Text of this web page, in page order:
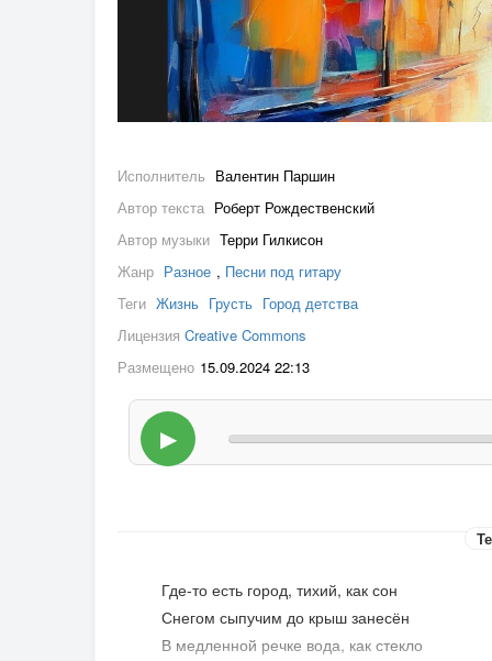
Исполнитель Валентин Паршин
Автор текста Роберт Рождественский
Автор музыки Терри Гилкисон
Жанр Разное , Песни под гитару
Теги Жизнь Грусть Город детства
Лицензия Creative Commons
Размещено 15.09.2024 22:13
▶
Где-то есть город, тихий, как сон
Снегом сыпучим до крыш занесён
В медленной речке вода, как стекло